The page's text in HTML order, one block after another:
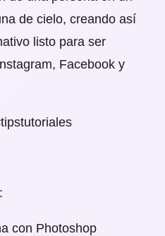
de cielo, creando así
listo para ser
Facebook y
con Photoshop